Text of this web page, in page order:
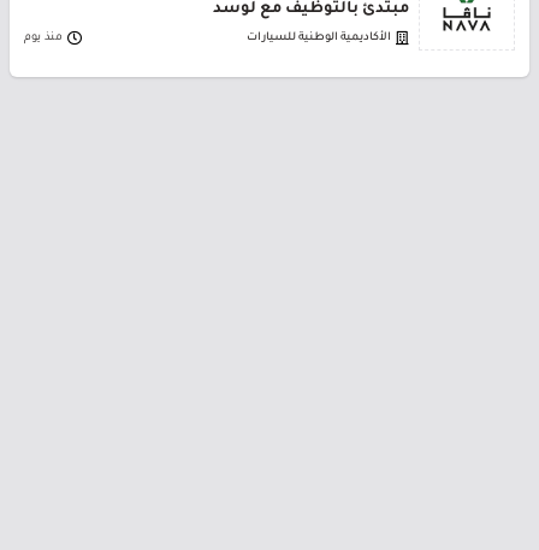
مبتدئ بالتوظيف مع لوسد
الأكاديمية الوطنية للسيارات منذ يوم